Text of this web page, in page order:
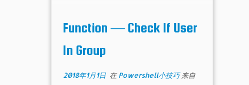
Function — Check If User
In Group
2018年1月1日 在 Powershell小技巧来自